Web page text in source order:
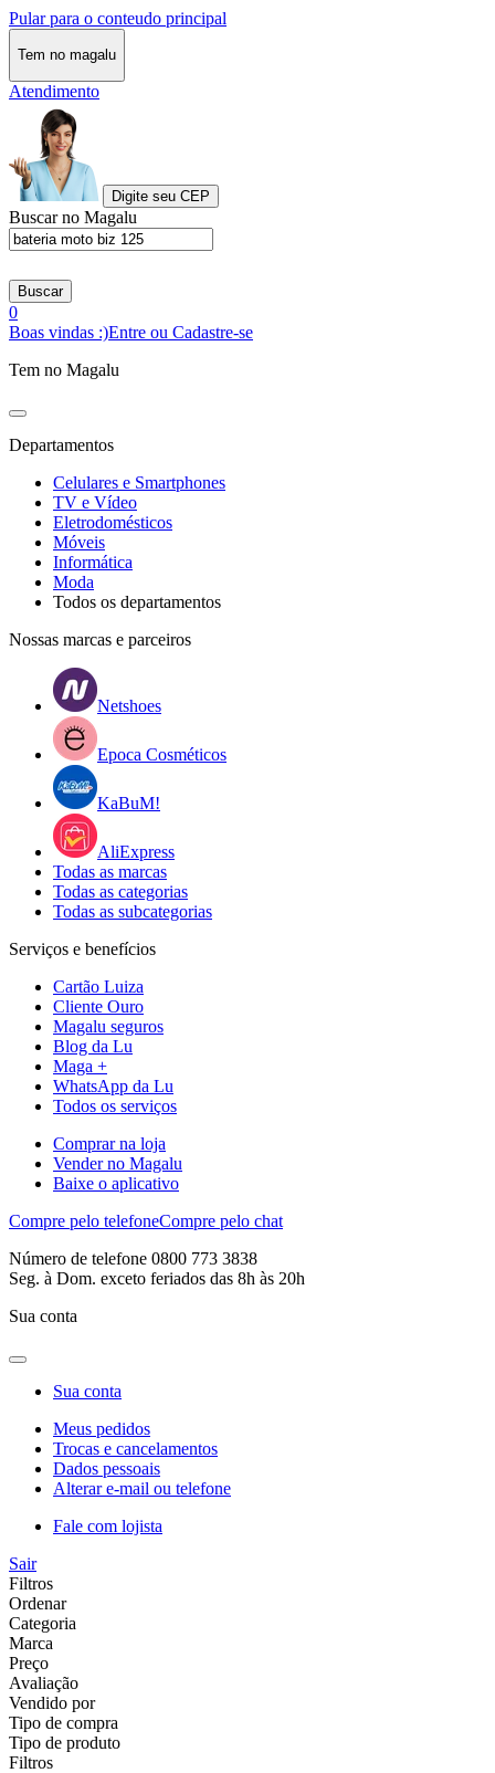
Pular para o conteudo principal
Tem no magalu
Atendimento
Digite seu CEP
Buscar no Magalu
Buscar
0
Boas vindas :)Entre ou Cadastre-se
Tem no Magalu
Departamentos
Celulares e Smartphones
TV e Vídeo
Eletrodomésticos
Móveis
Informática
Moda
Todos os departamentos
Nossas marcas e parceiros
Netshoes
Epoca Cosméticos
KaBuM!
AliExpress
Todas as marcas
Todas as categorias
Todas as subcategorias
Serviços e benefícios
Cartão Luiza
Cliente Ouro
Magalu seguros
Blog da Lu
Maga +
WhatsApp da Lu
Todos os serviços
Comprar na loja
Vender no Magalu
Baixe o aplicativo
Compre pelo telefoneCompre pelo chat
Número de telefone 0800 773 3838
Seg. à Dom. exceto feriados das 8h às 20h
Sua conta
Sua conta
Meus pedidos
Trocas e cancelamentos
Dados pessoais
Alterar e-mail ou telefone
Fale com lojista
Sair
Filtros
Ordenar
Categoria
Marca
Preço
Avaliação
Vendido por
Tipo de compra
Tipo de produto
Filtros